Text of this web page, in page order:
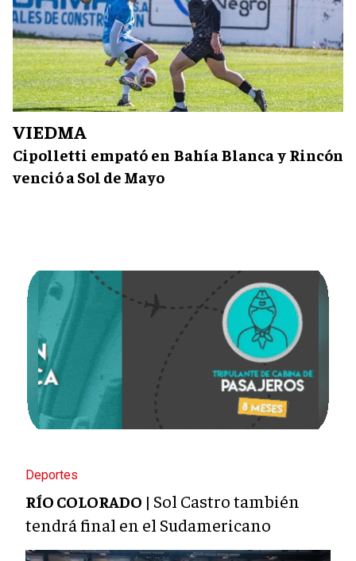
VIEDMA
Cipolletti empató en Bahía Blanca y Rincón
venció a Sol de Mayo
Deportes
RÍO COLORADO | Sol Castro también
tendrá final en el Sudamericano